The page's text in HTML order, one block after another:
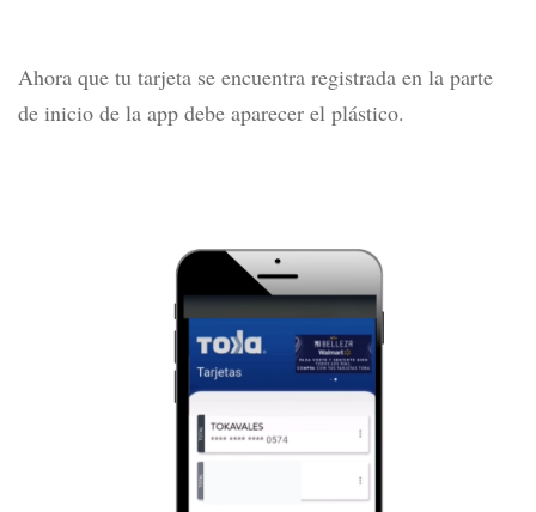
Ahora que tu tarjeta se encuentra registrada en la parte
de inicio de la app debe aparecer el plástico.